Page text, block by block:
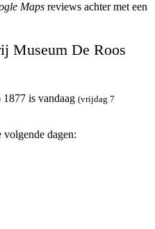
Maps reviews achter met een
Museum De Roos
is vandaag (vrijdag 7
volgende dagen: